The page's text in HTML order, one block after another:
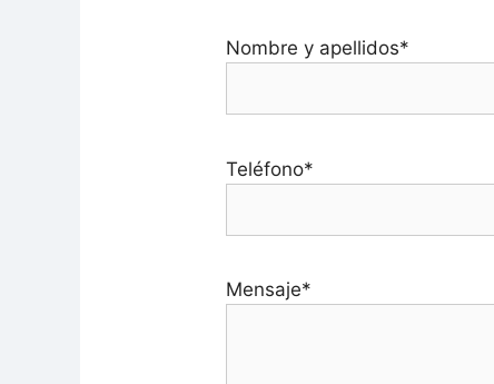
Nombre y apellidos*
Teléfono*
Mensaje*